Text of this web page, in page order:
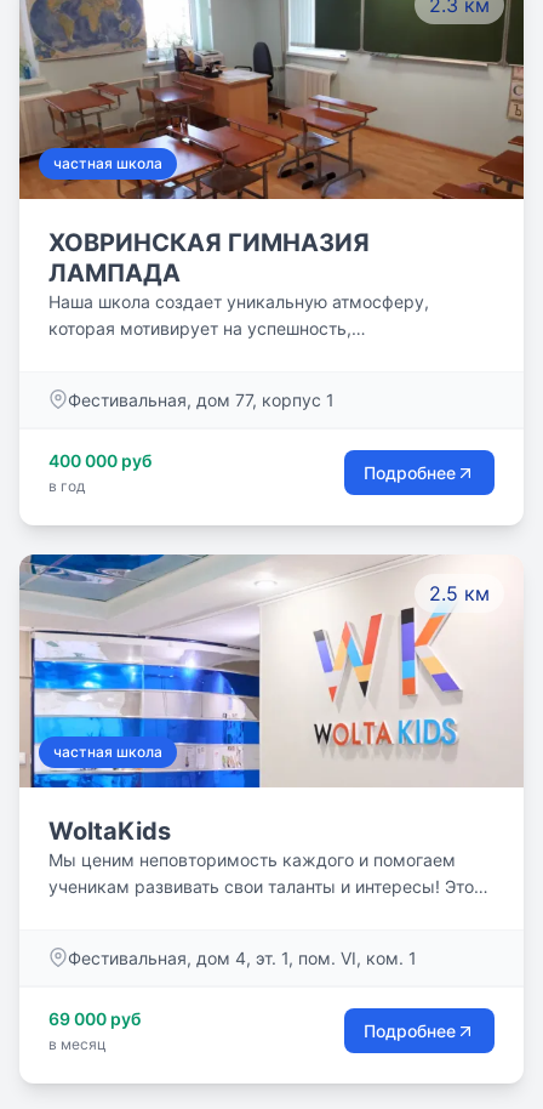
2.3 км
частная школа
ХОВРИНСКАЯ ГИМНАЗИЯ
ЛАМПАДА
Наша школа создает уникальную атмосферу,
которая мотивирует на успешность,
уникальное образовательное пространство, где
культуры и современные методы обучения!
Фестивальная, дом 77, корпус 1
400 000 руб
в год
Подробнее
2.5 км
частная школа
WoltaKids
Мы ценим неповторимость каждого и помогаем
ученикам развивать свои таланты и интересы! Это
каждого ученика — это наше общее богатство.
Фестивальная, дом 4, эт. 1, пом. VI, ком. 1
69 000 руб
в месяц
Подробнее